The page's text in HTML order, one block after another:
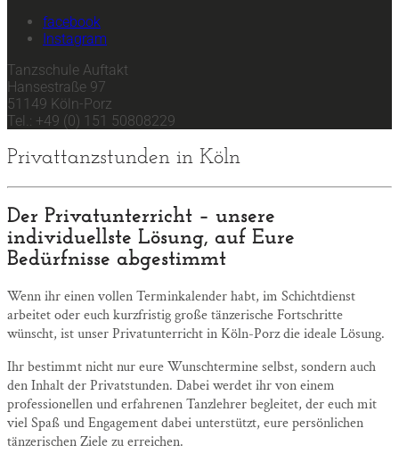
facebook
Instagram
Tanzschule Auftakt
Hansestraße 97
51149 Köln-Porz
Tel.: +49 (0) 151 50808229
Privattanzstunden in Köln
Der Privatunterricht – unsere
individuellste Lösung, auf Eure
Bedürfnisse abgestimmt
Wenn ihr einen vollen Terminkalender habt, im Schichtdienst
arbeitet oder euch kurzfristig große tänzerische Fortschritte
wünscht, ist unser Privatunterricht in Köln-Porz die ideale Lösung.
Ihr bestimmt nicht nur eure Wunschtermine selbst, sondern auch
den Inhalt der Privatstunden. Dabei werdet ihr von einem
professionellen und erfahrenen Tanzlehrer begleitet, der euch mit
viel Spaß und Engagement dabei unterstützt, eure persönlichen
tänzerischen Ziele zu erreichen.